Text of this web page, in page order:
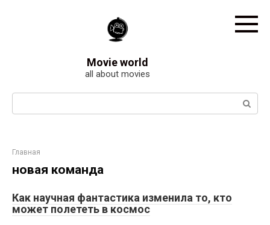
Movie world
all about movies
Поиск:
Главная
новая команда
Как научная фантастика изменила то, кто
может полететь в космос